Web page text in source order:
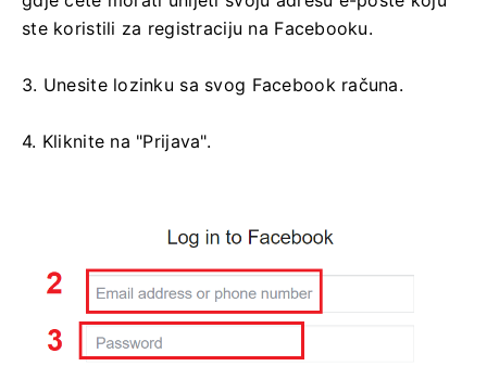
ste koristili za registraciju na Facebooku.
3. Unesite lozinku sa svog Facebook računa.
4. Kliknite na "Prijava".